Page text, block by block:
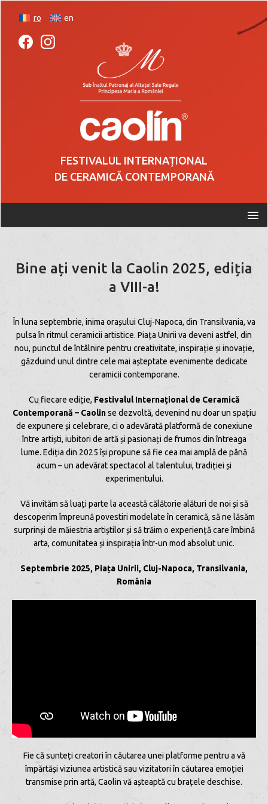
ro en
FESTIVALUL INTERNAȚIONAL
DE CERAMICĂ CONTEMPORANĂ
Bine ați venit la Caolin 2025, ediția
a VIII-a!
În luna septembrie, inima orașului Cluj-Napoca, din Transilvania, va
pulsa în ritmul ceramicii artistice. Piața Unirii va deveni astfel, din
nou, punctul de întâlnire pentru creativitate, inspirație și inovație,
găzduind unul dintre cele mai așteptate evenimente dedicate
ceramicii contemporane.
Cu fiecare ediție, Festivalul Internațional de Ceramică
Contemporană – Caolinse dezvoltă, devenind nu doar un spațiu
de expunere și celebrare, ci o adevărată platformă de conexiune
între artiști, iubitori de artă și pasionați de frumos din întreaga
lume. Ediția din 2025 își propune să fie cea mai amplă de până
acum – un adevărat spectacol al talentului, tradiției și
experimentului.
Vă invităm să luați parte la această călătorie alături de noi și să
descoperim împreună povestiri modelate în ceramică, să ne lăsăm
surprinși de măiestria artiștilor și să trăim o experiență care îmbină
arta, comunitatea și inspirația într-un mod absolut unic.
Septembrie 2025, Piața Unirii, Cluj-Napoca, Transilvania,
România
Fie că sunteți creatori în căutarea unei platforme pentru a vă
împărtăși viziunea artistică sau vizitatori în căutarea emoției
transmise prin artă, Caolin vă așteaptă cu brațele deschise.